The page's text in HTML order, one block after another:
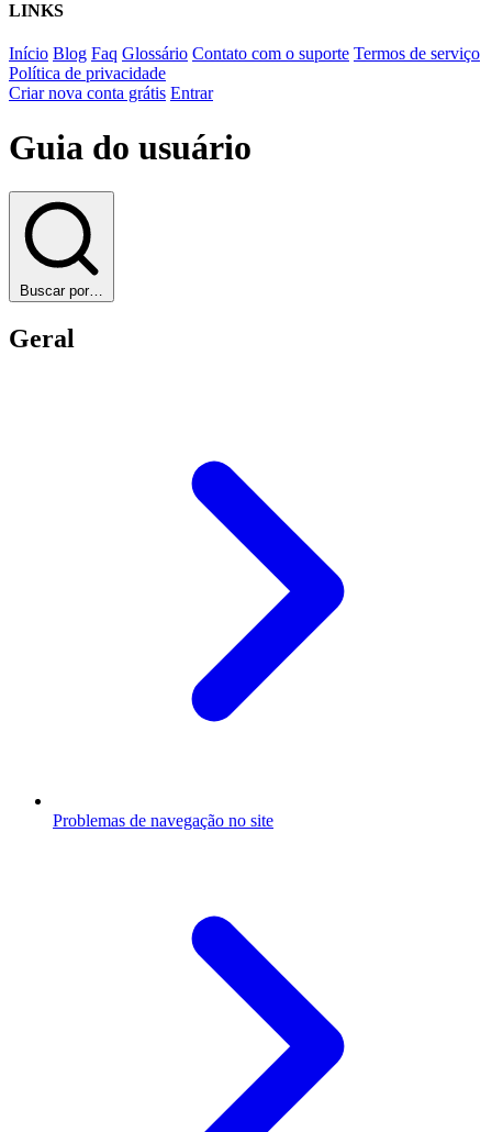
LINKS
Início Blog Faq Glossário Contato com o suporte Termos de serviço
Política de privacidade
Criar nova conta grátis Entrar
Guia do usuário
Buscar por…
Geral
Problemas de navegação no site